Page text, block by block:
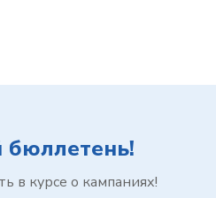
бюллетень!
в курсе о кампаниях!